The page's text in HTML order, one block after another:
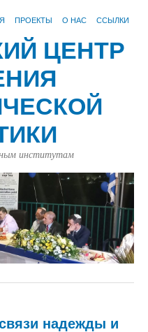
ПРОЕКТЫ О НАС ССЫЛКИ
ЦЕНТР
институтам
надежды и